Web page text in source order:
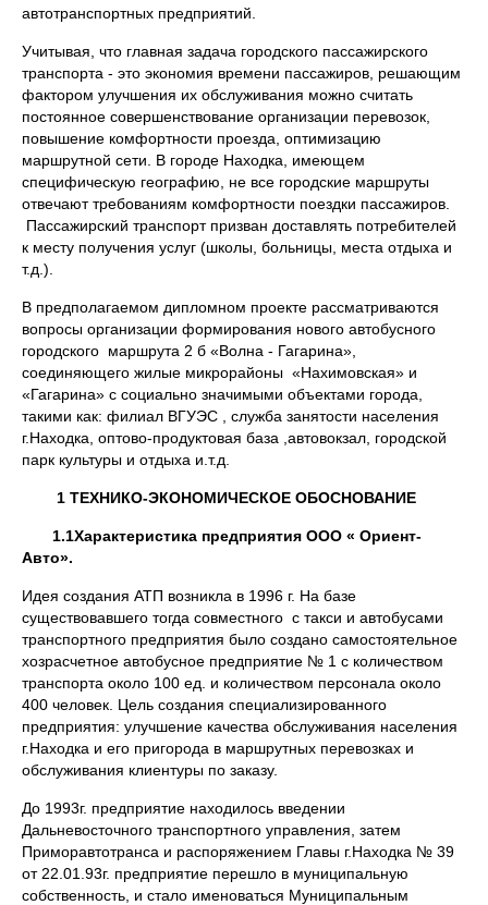
автотранспортных предприятий.
Учитывая, что главная задача городского пассажирского
транспорта - это экономия времени пассажиров, решающим
фактором улучшения их обслуживания можно считать
постоянное совершенствование организации перевозок,
повышение комфортности проезда, оптимизацию
маршрутной сети. В городе Находка, имеющем
специфическую географию, не все городские маршруты
отвечают требованиям комфортности поездки пассажиров.
Пассажирский транспорт призван доставлять потребителей
к месту получения услуг (школы, больницы, места отдыха и
т.д.).
В предполагаемом дипломном проекте рассматриваются
вопросы организации формирования нового автобусного
городского маршрута 2 б «Волна - Гагарина»,
соединяющего жилые микрорайоны «Нахимовская» и
«Гагарина» с социально значимыми объектами города,
такими как: филиал ВГУЭС , служба занятости населения
г.Находка, оптово-продуктовая база ,автовокзал, городской
парк культуры и отдыха и.т.д.
1 ТЕХНИКО-ЭКОНОМИЧЕСКОЕ ОБОСНОВАНИЕ
1.1Характеристика предприятия ООО « Ориент-
Авто».
Идея создания АТП возникла в 1996 г. На базе
существовавшего тогда совместного с такси и автобусами
транспортного предприятия было создано самостоятельное
хозрасчетное автобусное предприятие № 1 с количеством
транспорта около 100 ед. и количеством персонала около
400 человек. Цель создания специализированного
предприятия: улучшение качества обслуживания населения
г.Находка и его пригорода в маршрутных перевозках и
обслуживания клиентуры по заказу.
До 1993г. предприятие находилось введении
Дальневосточного транспортного управления, затем
Приморавтотранса и распоряжением Главы г.Находка № 39
от 22.01.93г. предприятие перешло в муниципальную
собственность, и стало именоваться Муниципальным